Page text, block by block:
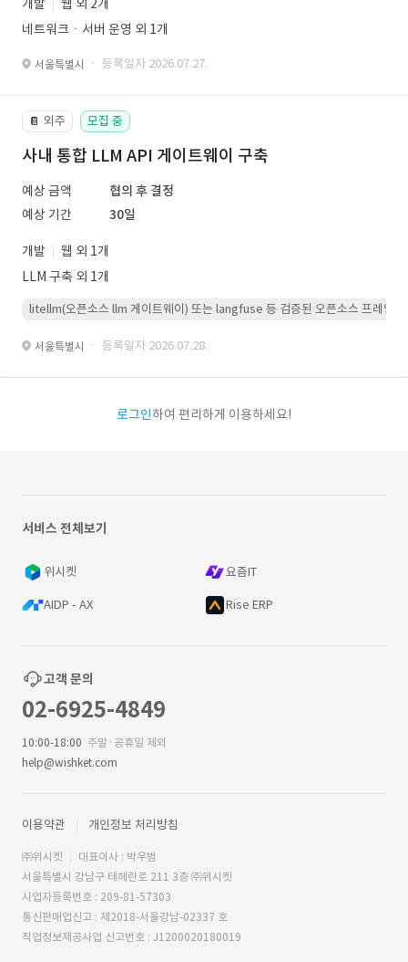
개발
웹 외 2개
네트워크ㆍ서버 운영 외 1개
서울특별시 · 등록일자 2026.07.27.
📔 외주 모집 중
사내 통합 LLM API 게이트웨이 구축
예상 금액
협의 후 결정
예상 기간
30일
개발
웹 외 1개
LLM 구축 외 1개
litellm(오픈소스 llm 게이트웨이) 또는 langfuse 등 검증된 오픈소스 프레임워
서울특별시 · 등록일자 2026.07.28.
로그인하여 편리하게 이용하세요!
서비스 전체보기
위시켓 요즘IT
AIDP - AX Rise ERP
고객 문의
02-6925-4849
10:00-18:00 주말·공휴일 제외
help@wishket.com
이용약관 개인정보 처리방침
㈜위시켓
대표이사 : 박우범
서울특별시 강남구 테헤란로 211 3층 ㈜위시켓
사업자등록번호 : 209-81-57303
통신판매업신고 : 제2018-서울강남-02337 호
직업정보제공사업 신고번호 : J1200020180019